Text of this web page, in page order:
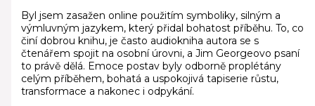
Byl jsem zasažen online použitím symboliky, silným a
výmluvným jazykem, který přidal bohatost příběhu. To, co
činí dobrou knihu, je často audiokniha autora se s
čtenářem spojit na osobní úrovni, a Jim Georgeovo psaní
to právě dělá. Emoce postav byly odborně proplétány
celým příběhem, bohatá a uspokojivá tapiserie růstu,
transformace a nakonec i odpykání.